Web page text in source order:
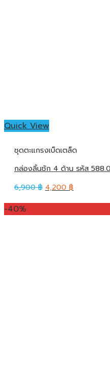
Quick View
ชุดตะแกรงเบ็ดเตล็ด
กล่องลิ้นชัก 4 ด้าน รหัส
6,900฿ 4,200 ฿
-40%